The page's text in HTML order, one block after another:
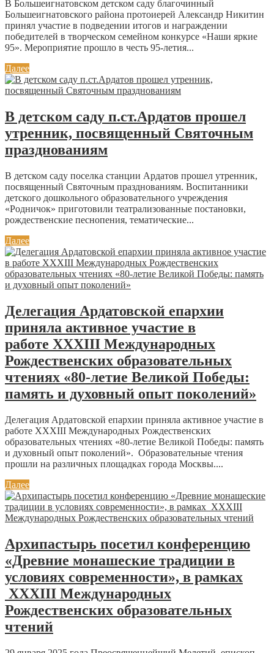
В Большеигнатовском детском саду благочинный
Большеигнатовского района протоиерей Александр Никитин
принял участие в подведении итогов и награждении
победителей в творческом семейном конкурсе «Наши яркие
95». Мероприятие прошло в честь 95-летия...
Далее
В детском саду п.ст.Ардатов прошел
утренник, посвященный Святочным
празднованиям
В детском саду поселка станции Ардатов прошел утренник,
посвященный Святочным празднованиям. Воспитанники
детского дошкольного образовательного учреждения
«Родничок» приготовили театрализованные постановки,
рождественские песнопения, тематические...
Далее
Делегация Ардатовской епархии
приняла активное участие в
работе XXXIII Международных
Рождественских образовательных
чтениях «80-летие Великой Победы:
память и духовный опыт поколений»
Делегация Ардатовской епархии приняла активное участие в
работе XXXIII Международных Рождественских
образовательных чтениях «80-летие Великой Победы: память
и духовный опыт поколений». Образовательные чтения
прошли на различных площадках города Москвы....
Далее
Архипастырь посетил конференцию
«Древние монашеские традиции в
условиях современности», в рамках
XXXIII Международных
Рождественских образовательных
чтений